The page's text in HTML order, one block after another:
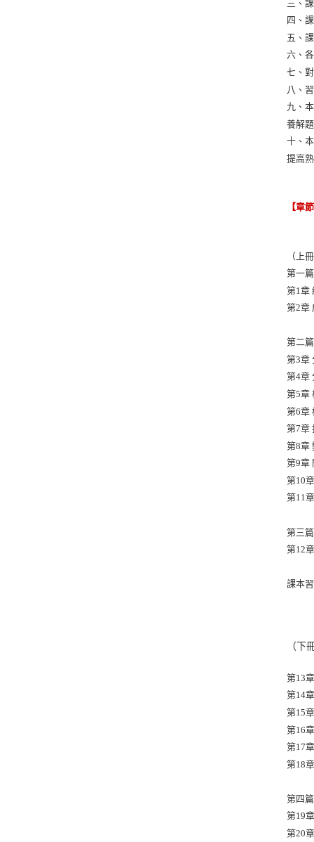
三、
四、
五、
六、
七、
八、
九、
養解
十、
提高
【章
（上
第一
第1章
第2章
第二
第3章
第4章
第5章
第6章
第7章
第8章
第9章
第10
第11
第三
第12
課本
（下
第13
第14
第15
第16
第17
第18
第四
第19
第20